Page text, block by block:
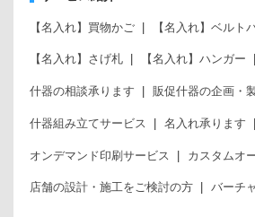
【名入れ】買物かご 【名入れ】ベルト
【名入れ】さげ札 【名入れ】ハンガー
什器の相談承ります 販促什器の企画・
什器組み立てサービス 名入れ承ります
オンデマンド印刷サービス カスタムオ
店舗の設計・施工をご検討の方 バーチ